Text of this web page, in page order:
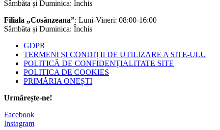
Sâmbăta și Duminica: Închis
Filiala „Cosânzeana”: Luni-Vineri: 08:00-16:00
Sâmbăta și Duminica: Închis
GDPR
TERMENI ȘI CONDIȚII DE UTILIZARE A SITE-ULU
POLITICĂ DE CONFIDENȚIALITATE SITE
POLITICA DE COOKIES
PRIMĂRIA ONEȘTI
Urmărește-ne!
Facebook
Instagram